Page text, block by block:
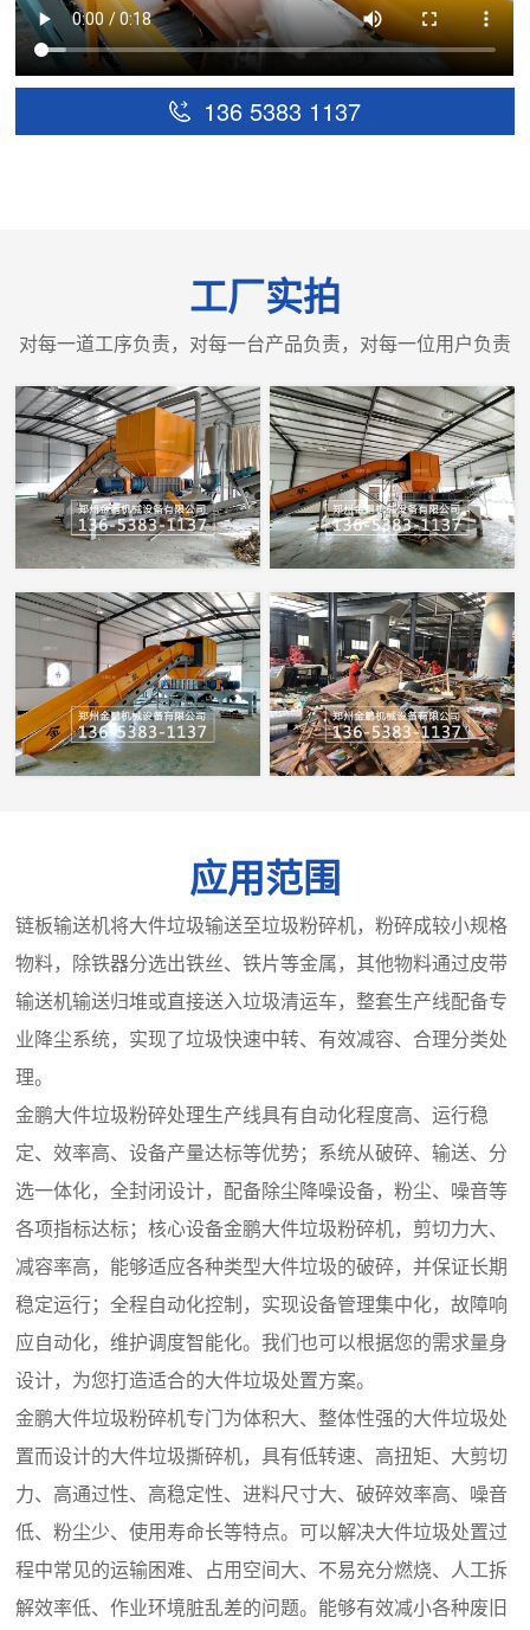
136 5383 1137
工厂实拍
对每一道工序负责，对每一台产品负责，对每一位用户负责
应用范围
链板输送机将大件垃圾输送至垃圾粉碎机，粉碎成较小规格
物料，除铁器分选出铁丝、铁片等金属，其他物料通过皮带
输送机输送归堆或直接送入垃圾清运车，整套生产线配备专
业降尘系统，实现了垃圾快速中转、有效减容、合理分类处
理。
金鹏大件垃圾粉碎处理生产线具有自动化程度高、运行稳
定、效率高、设备产量达标等优势；系统从破碎、输送、分
选一体化，全封闭设计，配备除尘降噪设备，粉尘、噪音等
各项指标达标；核心设备金鹏大件垃圾粉碎机，剪切力大、
减容率高，能够适应各种类型大件垃圾的破碎，并保证长期
稳定运行；全程自动化控制，实现设备管理集中化，故障响
应自动化，维护调度智能化。我们也可以根据您的需求量身
设计，为您打造适合的大件垃圾处置方案。
金鹏大件垃圾粉碎机专门为体积大、整体性强的大件垃圾处
置而设计的大件垃圾撕碎机，具有低转速、高扭矩、大剪切
力、高通过性、高稳定性、进料尺寸大、破碎效率高、噪音
低、粉尘少、使用寿命长等特点。可以解决大件垃圾处置过
程中常见的运输困难、占用空间大、不易充分燃烧、人工拆
解效率低、作业环境脏乱差的问题。能够有效减小各种废旧